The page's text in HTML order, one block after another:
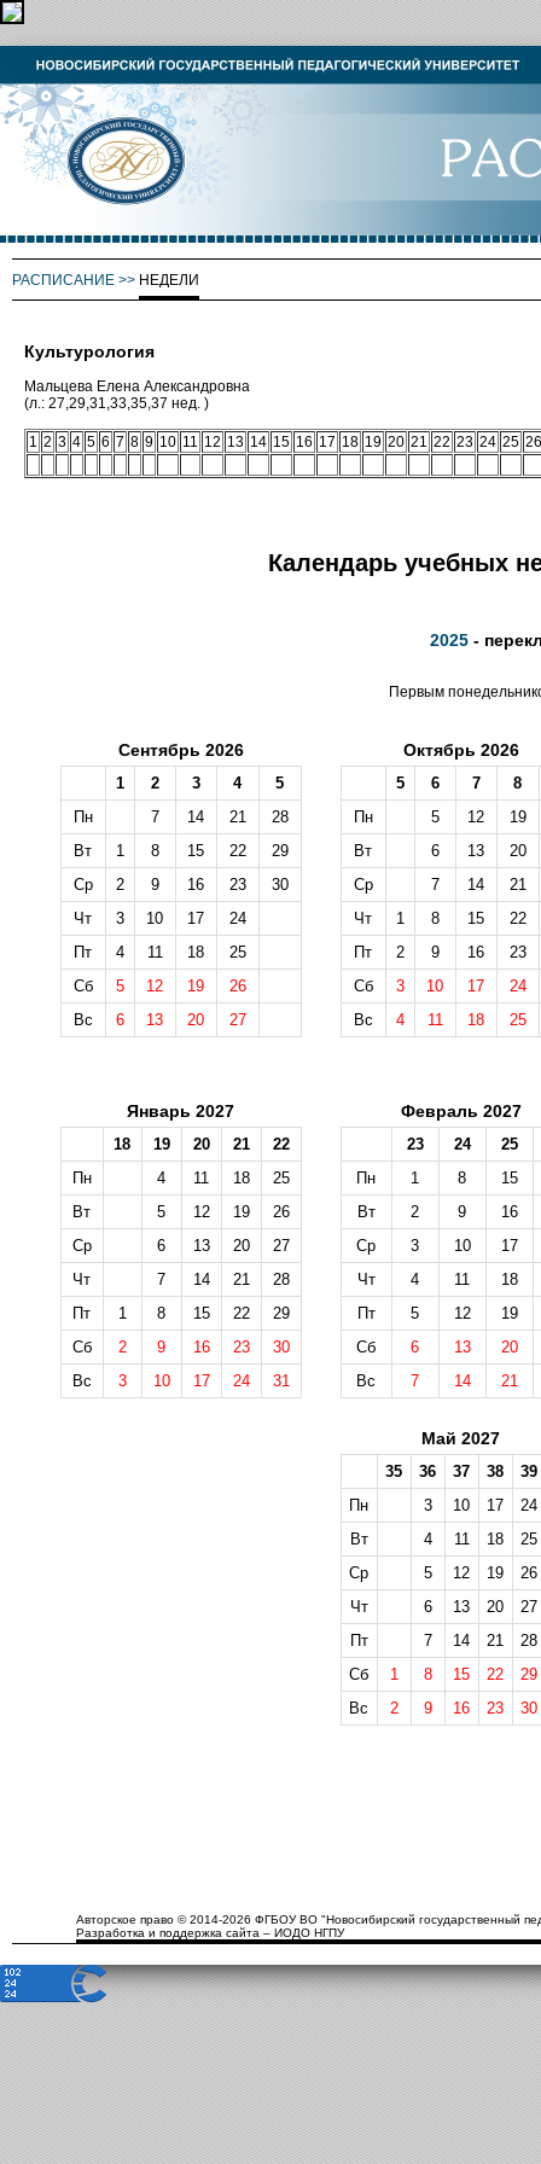
РАСПИСАНИЕ >> НЕДЕЛИ
Культурология
Мальцева Елена Александровна
(л.: 27,29,31,33,35,37 нед. )
1 2 3 4 5 6 7 8 9 10 11 12 13 14 15 16 17 18 19 20 21 22 23 24 25 26
Календарь учебных
2025 -
Первым
Сентябрь 2026
1 2 3 4
5
Пн
7 14 21
28
Вт
1 8 15 22
29
Ср
2 9 16 23
30
Чт
3 10 17
24
Пт
4 11 18
25
Сб
5 12 19
26
Вс
6 13 20 27
Октябрь 2026
5 6 7
8
Пн
5 12
19
Вт
6 13
20
Ср
7 14
21
Чт
1 8 15
22
Пт
2 9 16
23
Сб
3 10 17
24
Вс
4 11 18 25
Январь 2027
18 19 20 21
22
Пн
4 11 18
25
Вт
5 12 19
26
Ср
6 13 20
27
Чт
7 14 21
28
Пт
1 8 15 22
29
Сб
2 9 16 23
30
Вс
3 10 17 24 31
Февраль 2027
23 24
25
Пн
1 8
15
Вт
2 9
16
Ср
3 10
17
Чт
4 11
18
Пт
5 12
19
Сб
6 13
20
Вс
7 14 21
Май 2027
35 36 37 38
39
Пн
3 10 17
24
Вт
4 11 18
25
Ср
5 12 19
26
Чт
6 13 20
27
Пт
7 14 21
28
Сб
1 8 15 22
29
Вс
2 9 16 23 30
Авторское право © 2014-2026 ФГБОУ ВО "Новосибирский государственный
Разработка и поддержка сайта – ИОДО НГПУ